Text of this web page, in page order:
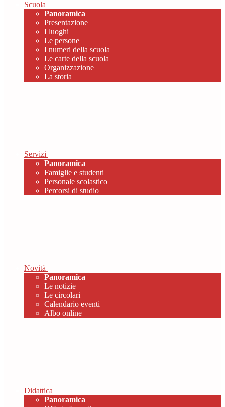
Scuola
Panoramica
Presentazione
I luoghi
Le persone
I numeri della scuola
Le carte della scuola
Organizzazione
La storia
Servizi
Panoramica
Famiglie e studenti
Personale scolastico
Percorsi di studio
Novità
Panoramica
Le notizie
Le circolari
Calendario eventi
Albo online
Didattica
Panoramica